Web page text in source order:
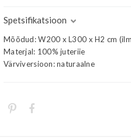
Spetsifikatsioon
Mõõdud: W200 x L300 x H2 cm
Materjal: 100% juteriie
Värviversioon: naturaalne